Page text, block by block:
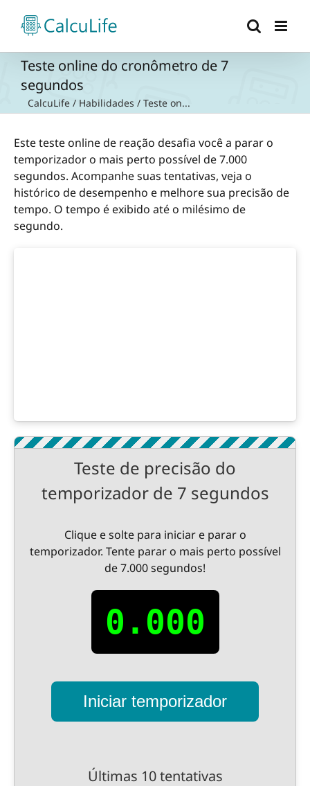
para
conteúdo
Teste online do cronômetro de 7
segundos
CalcuLife / Habilidades / Teste on...
Este teste online de reação desafia você a parar o
temporizador o mais perto possível de 7.000
segundos. Acompanhe suas tentativas, veja o
histórico de desempenho e melhore sua precisão de
tempo. O tempo é exibido até o milésimo de
segundo.
Teste de precisão do
temporizador de 7 segundos
Clique e solte para iniciar e parar o
temporizador. Tente parar o mais perto possível
de 7.000 segundos!
0.000
Iniciar temporizador
Últimas 10 tentativas